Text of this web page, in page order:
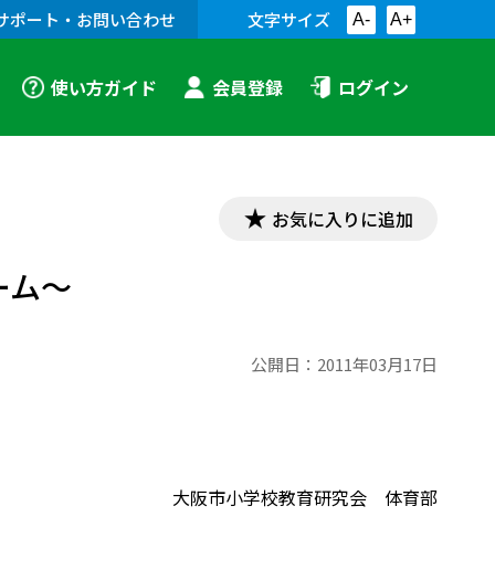
ポート・お問い合わせ 文字サイズ A- A+
使い方ガイド 会員登録 ログイン
お気に入りに追加
～
公開日： 2011年03月17日
大阪市小学校教育研究会 体育部